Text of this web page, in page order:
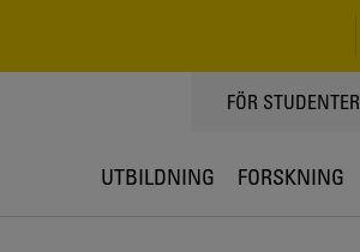
TOPPMENY
FÖR STUDENTER
UTBILDNING FORSKNING